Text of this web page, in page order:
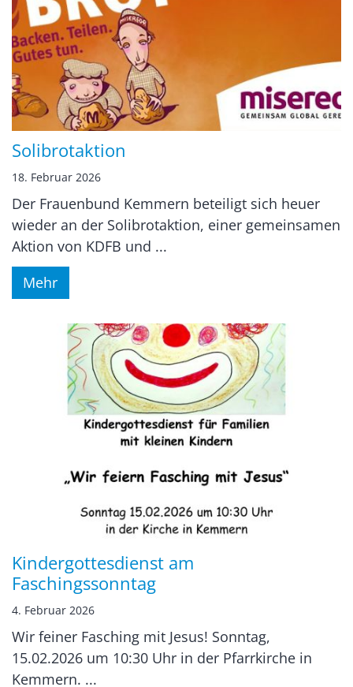
Solibrotaktion
18. Februar 2026
Der Frauenbund Kemmern beteiligt sich heuer
wieder an der Solibrotaktion, einer gemeinsamen
Aktion von KDFB und ...
Mehr
Kindergottesdienst am
Faschingssonntag
4. Februar 2026
Wir feiner Fasching mit Jesus! Sonntag,
15.02.2026 um 10:30 Uhr in der Pfarrkirche in
Kemmern. ...